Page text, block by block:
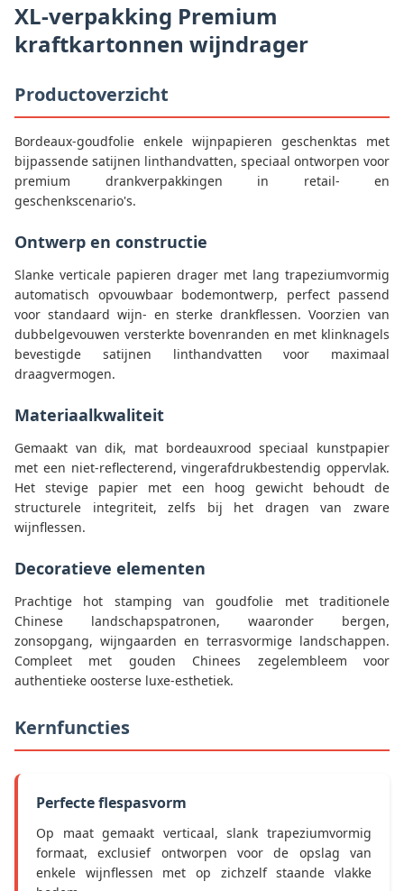
XL-verpakking Premium
kraftkartonnen wijndrager
Productoverzicht
Bordeaux-goudfolie enkele wijnpapieren geschenktas met
bijpassende satijnen linthandvatten, speciaal ontworpen voor
premium drankverpakkingen in retail- en
geschenkscenario's.
Ontwerp en constructie
Slanke verticale papieren drager met lang trapeziumvormig
automatisch opvouwbaar bodemontwerp, perfect passend
voor standaard wijn- en sterke drankflessen. Voorzien van
dubbelgevouwen versterkte bovenranden en met klinknagels
bevestigde satijnen linthandvatten voor maximaal
draagvermogen.
Materiaalkwaliteit
Gemaakt van dik, mat bordeauxrood speciaal kunstpapier
met een niet-reflecterend, vingerafdrukbestendig oppervlak.
Het stevige papier met een hoog gewicht behoudt de
structurele integriteit, zelfs bij het dragen van zware
wijnflessen.
Decoratieve elementen
Prachtige hot stamping van goudfolie met traditionele
Chinese landschapspatronen, waaronder bergen,
zonsopgang, wijngaarden en terrasvormige landschappen.
Compleet met gouden Chinees zegelembleem voor
authentieke oosterse luxe-esthetiek.
Kernfuncties
Perfecte flespasvorm
Op maat gemaakt verticaal, slank trapeziumvormig
formaat, exclusief ontworpen voor de opslag van
enkele wijnflessen met op zichzelf staande vlakke